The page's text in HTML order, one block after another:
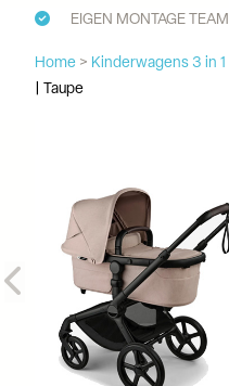
EIGEN MONTAGE TEAM
Home > Kinderwagens 3 in 1
| Taupe